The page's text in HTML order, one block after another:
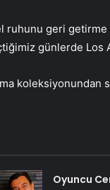
ruhunu geri getirme
günlerde Los
koleksiyonundan
Oyuncu